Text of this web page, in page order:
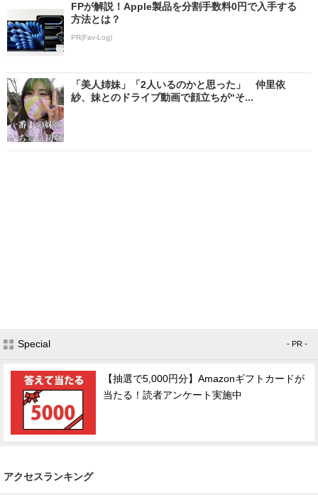
FPが解説！Apple製品を分割手数料0円で入手する
方法とは？
PR(Fav-Log)
「美人姉妹」「2人いるのかと思った」 仲里依
紗、妹とのドライブ動画で顔立ちが“そ...
Special - PR -
【抽選で5,000円分】Amazonギフトカードが
当たる！読者アンケート実施中
アクセスランキング